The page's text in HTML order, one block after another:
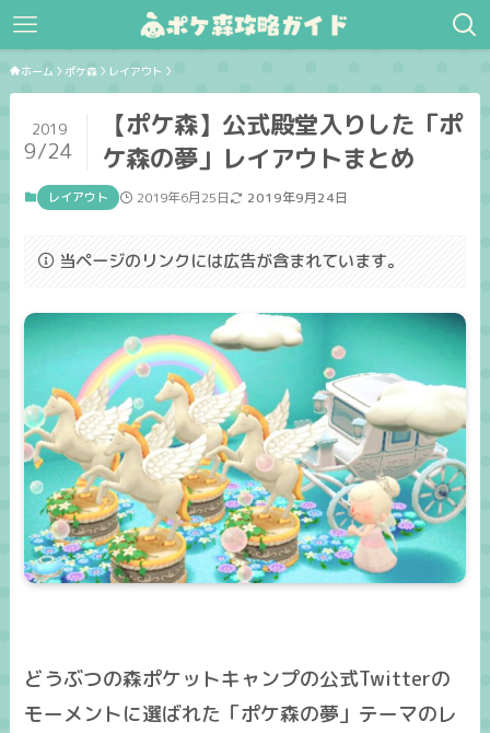
ホーム ポケ森 レイアウト
【ポケ森】公式殿堂入りした「ポ
ケ森の夢」レイアウトまとめ
2019
9/24
レイアウト 2019年6月25日 2019年9月24日
当ページのリンクには広告が含まれています。
どうぶつの森ポケットキャンプの公式Twitterの
モーメントに選ばれた「ポケ森の夢」テーマのレ